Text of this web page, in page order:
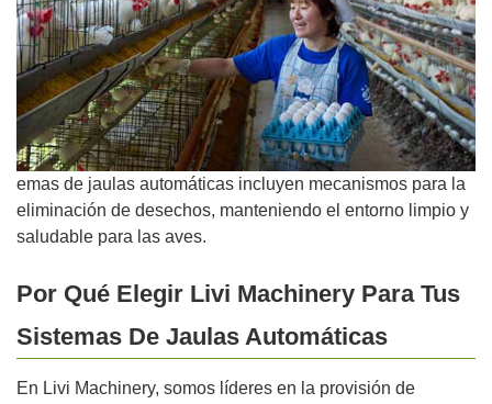
emas de jaulas automáticas incluyen mecanismos para la
eliminación de desechos, manteniendo el entorno limpio y
saludable para las aves.
Por Qué Elegir Livi Machinery Para Tus
Sistemas De Jaulas Automáticas
En Livi Machinery, somos líderes en la provisión de